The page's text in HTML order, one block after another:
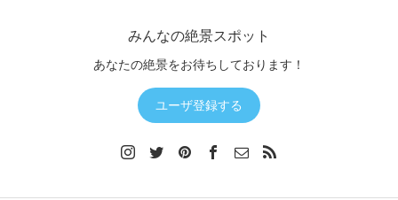
みんなの絶景スポット
あなたの絶景をお待ちしております！
ユーザ登録する